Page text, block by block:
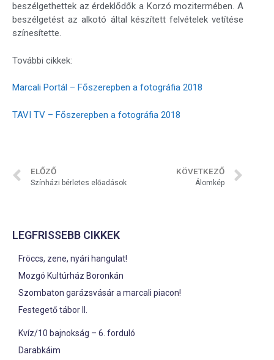
beszélgethettek az érdeklődők a Korzó mozitermében. A
beszélgetést az alkotó által készített felvételek vetítése
színesítette.
További cikkek:
Marcali Portál – Főszerepben a fotográfia 2018
TAVI TV – Főszerepben a fotográfia 2018
ELŐZŐ
Színházi bérletes előadások
KÖVETKEZŐ
Álomkép
LEGFRISSEBB CIKKEK
Fröccs, zene, nyári hangulat!
Mozgó Kultúrház Boronkán
Szombaton garázsvásár a marcali piacon!
Festegető tábor II.
Kvíz/10 bajnokság – 6. forduló
Darabkáim